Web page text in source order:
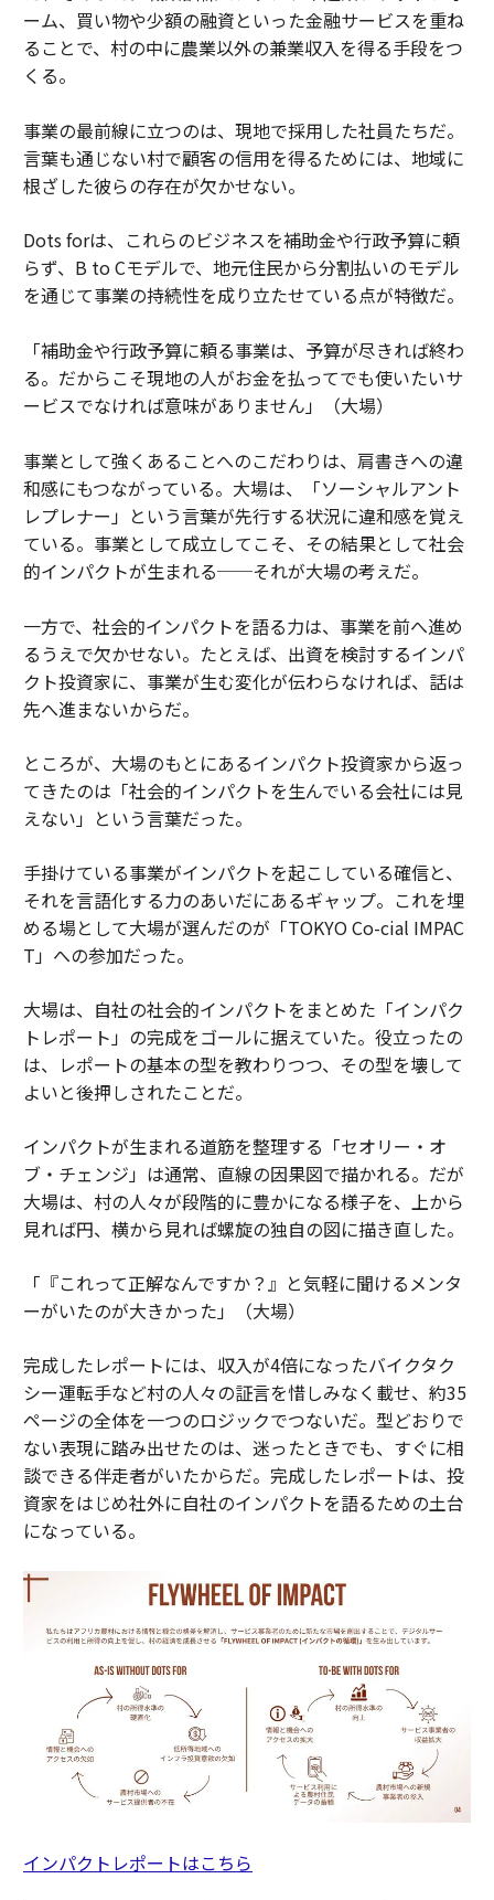
ーム、買い物や少額の融資といった金融サービスを重ね
ることで、村の中に農業以外の兼業収入を得る手段をつ
くる。
事業の最前線に立つのは、現地で採用した社員たちだ。
言葉も通じない村で顧客の信用を得るためには、地域に
根ざした彼らの存在が欠かせない。
Dots forは、これらのビジネスを補助金や行政予算に頼
らず、B to Cモデルで、地元住民から分割払いのモデル
を通じて事業の持続性を成り立たせている点が特徴だ。
「補助金や行政予算に頼る事業は、予算が尽きれば終わ
る。だからこそ現地の人がお金を払ってでも使いたいサ
ービスでなければ意味がありません」（大場）
事業として強くあることへのこだわりは、肩書きへの違
和感にもつながっている。大場は、「ソーシャルアント
レプレナー」という言葉が先行する状況に違和感を覚え
ている。事業として成立してこそ、その結果として社会
的インパクトが生まれる──それが大場の考えだ。
一方で、社会的インパクトを語る力は、事業を前へ進め
るうえで欠かせない。たとえば、出資を検討するインパ
クト投資家に、事業が生む変化が伝わらなければ、話は
先へ進まないからだ。
ところが、大場のもとにあるインパクト投資家から返っ
てきたのは「社会的インパクトを生んでいる会社には見
えない」という言葉だった。
手掛けている事業がインパクトを起こしている確信と、
それを言語化する力のあいだにあるギャップ。これを埋
める場として大場が選んだのが「TOKYO Co-cial IMPAC
T」への参加だった。
大場は、自社の社会的インパクトをまとめた「インパク
トレポート」の完成をゴールに据えていた。役立ったの
は、レポートの基本の型を教わりつつ、その型を壊して
よいと後押しされたことだ。
インパクトが生まれる道筋を整理する「セオリー・オ
ブ・チェンジ」は通常、直線の因果図で描かれる。だが
大場は、村の人々が段階的に豊かになる様子を、上から
見れば円、横から見れば螺旋の独自の図に描き直した。
「『これって正解なんですか？』と気軽に聞けるメンタ
ーがいたのが大きかった」（大場）
完成したレポートには、収入が4倍になったバイクタク
シー運転手など村の人々の証言を惜しみなく載せ、約35
ページの全体を一つのロジックでつないだ。型どおりで
ない表現に踏み出せたのは、迷ったときでも、すぐに相
談できる伴走者がいたからだ。完成したレポートは、投
資家をはじめ社外に自社のインパクトを語るための土台
になっている。
インパクトレポートはこちら